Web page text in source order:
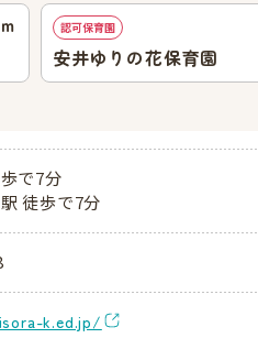
ｍ
認可保育園
安井ゆりの花保育園
で7分
徒歩で7分
k.ed.jp/